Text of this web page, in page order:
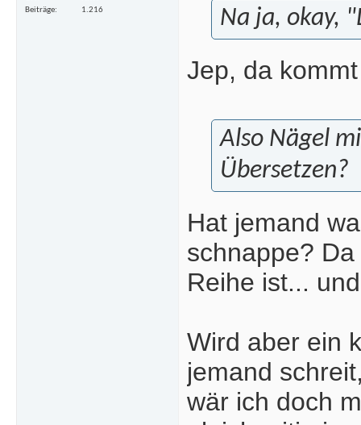
Beiträge
1.216 Na ja, okay,
Jep, da
Also Nägel
Übersetzen?
Hat jemand
schnappe?
Reihe ist...
Wird aber ein
jemand
wär ich doch